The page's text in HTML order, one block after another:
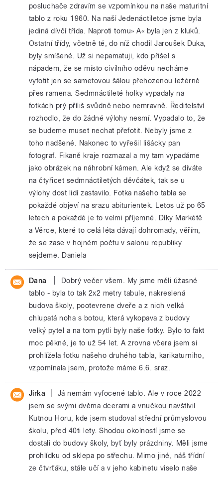
posluchače zdravím se vzpomínkou na naše maturitní
tablo z roku 1960. Na naší Jedenáctiletce jsme byla
jediná dívčí třída. Naproti tomu» A« byla jen z kluků.
Ostatní třídy, včetně té, do níž chodil Jaroušek Duka,
byly smíšené. Už si nepamatuji, kdo přišel s
nápadem, že se místo civilního oděvu necháme
vyfotit jen se sametovou šálou přehozenou ležérně
přes ramena. Sedmnáctileté holky vypadaly na
fotkách prý příliš svůdně nebo nemravně. Ředitelství
rozhodlo, že do žádné výlohy nesmí. Vypadalo to, že
se budeme muset nechat přefotit. Nebyly jsme z
toho nadšené. Nakonec to vyřešil lišácky pan
fotograf. Fikaně kraje rozmazal a my tam vypadáme
jako obrázek na náhrobní kámen. Ale když se díváte
na čtyřicet sedmnáctiletých děvčátek, tak se u
výlohy dost lidí zastavilo. Fotka našeho tabla se
pokaždé objeví na srazu abiturientek. Letos už po 65
letech a pokaždé je to velmi příjemné. Díky Markétě
a Věrce, které to celá léta dávají dohromady, věřím,
že se zase v hojném počtu v salonu republiky
sejdeme. Daniela
Dana
Dobrý večer všem. My jsme měli úžasné
tablo - byla to tak 2x2 metry tabule, nakreslená
budova školy, pootevrene dveře a z nich velká
chlupatá noha s botou, která vykopava z budovy
velký pytel a na tom pytli byly naše fotky. Bylo to fakt
moc pěkné, je to už 54 let. A zrovna včera jsem si
prohlížela fotku našeho druhého tabla, karikaturniho,
vzpomínala jsem, protože máme 6.6. sraz.
Jirka
Já nemám vyfocené tablo. Ale v roce 2022
jsem se svými dvěma dcerami a vnučkou navštívil
Kutnou Horu, kde jsem studoval střední průmyslovou
školu, před 40ti lety. Shodou okolností jsme se
dostali do budovy školy, byť byly prázdniny. Měli jsme
prohlídku od sklepa po střechu. Mimo jiné, náš třídní
ze čtvrťáku, stále učí a v jeho kabinetu viselo naše